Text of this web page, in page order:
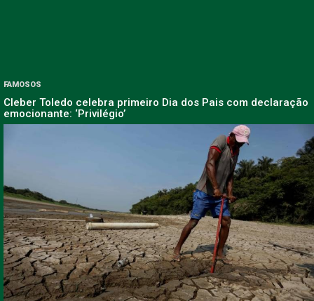
FAMOSOS
Cleber Toledo celebra primeiro Dia dos Pais com declaração
emocionante: ‘Privilégio’